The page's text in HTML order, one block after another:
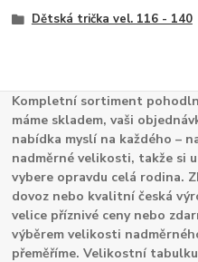
Dětská trička vel. 116 - 140
Kompletní sortiment
máme skladem, vaši
nabídka myslí na každého –
nadměrné velikosti, takže si
vybere opravdu celá rodina.
dovoz nebo kvalitní česká
velice příznivé ceny nebo
výběrem velikosti
přeměříme. Velikostní